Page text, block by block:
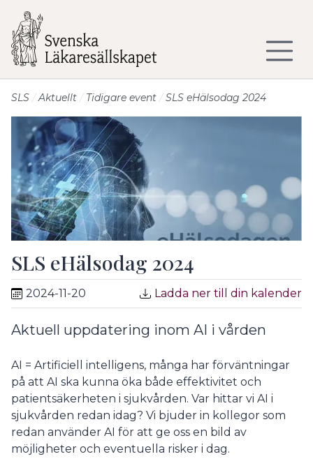
SLS Aktuellt Tidigare event SLS eHälsodag 2024
SLS eHälsodag 2024
2024-11-20 Ladda ner till din kalender
Aktuell uppdatering inom AI i vården
AI = Artificiell intelligens, många har förväntningar
på att AI ska kunna öka både effektivitet och
patientsäkerheten i sjukvården. Var hittar vi AI i
sjukvården redan idag? Vi bjuder in kollegor som
redan använder AI för att ge oss en bild av
möjligheter och eventuella risker i dag.